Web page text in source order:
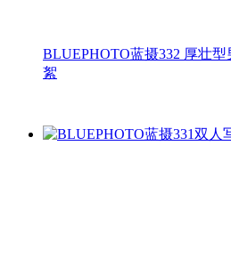
BLUEPHOTO蓝摄332 厚壮
絮